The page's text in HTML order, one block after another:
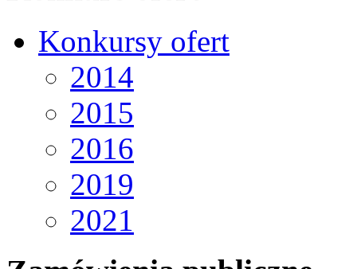
Konkursy ofert
2014
2015
2016
2019
2021